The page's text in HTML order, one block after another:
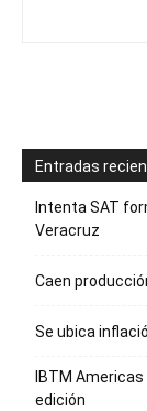
Entradas
Intenta SAT
Veracruz
Caen
Se ubica
IBTM
edición